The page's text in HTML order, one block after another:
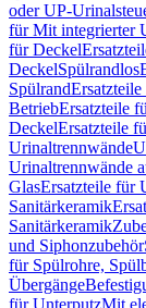
oder UP-
für Mit integrierter
für Deckel
DeckelSpülrandlos
Spülrand
BetriebErsatzteile
DeckelErsatzteile
Urinaltrennwände
Urinaltrennwände
GlasErsatzteile für
Sanitärkeramik
Sanitärkeramik
und Siphonzubehör
für Spülrohre,
Übergänge
für UnterputzMit